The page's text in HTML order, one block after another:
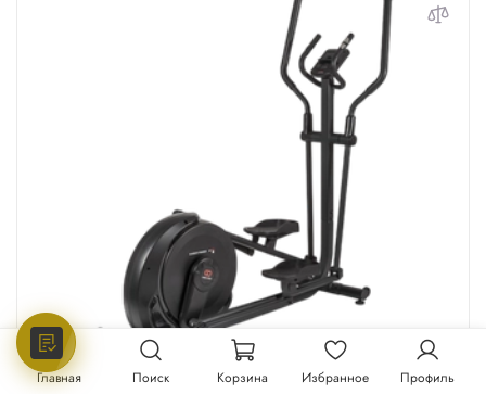
Главная Поиск Корзина Избранное Профиль